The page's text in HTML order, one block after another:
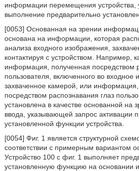
информации перемещения устройства,
выполнение предварительно
[0053] Основанная на зрении
основана на информации, которая
анализа входного изображения,
контактируя с устройством. Например,
информация, полученная посредством
пользователя, включенного во входное
захваченное камерой, или
посредством распознавания глаз
установлена в качестве основанной на
ввода, указывающей запрос активации
установленной функции устройства.
[0054] Фиг. 1 является структурной
соответствии с примерным вариантом
Устройство 100 с фиг. 1 выполняет
установленную функцию на основании